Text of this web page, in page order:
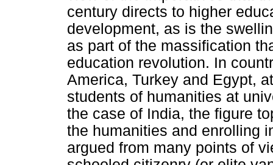
century directs to higher
development, as is the
as part of the massification
education revolution. In
America, Turkey and Egypt,
students of humanities at
the case of India, the figure
the humanities and enrolling
argued from many points of